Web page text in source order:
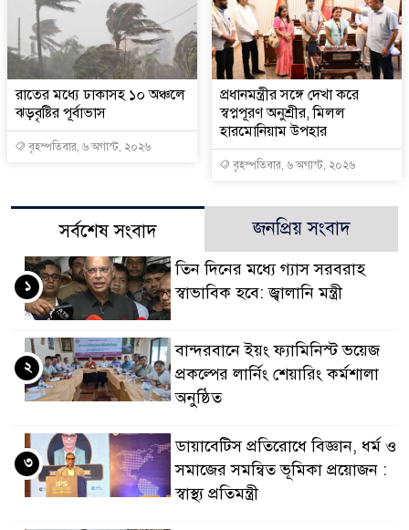
রাতের মধ্যে ঢাকাসহ ১০ অঞ্চলে
ঝড়বৃষ্টির পূর্বাভাস
বৃহস্পতিবার, ৬ অগাস্ট, ২০২৬
প্রধানমন্ত্রীর সঙ্গে দেখা করে
স্বপ্নপূরণ অনুশ্রীর, মিলল
হারমোনিয়াম উপহার
বৃহস্পতিবার, ৬ অগাস্ট, ২০২৬
সর্বশেষ সংবাদ জনপ্রিয় সংবাদ
তিন দিনের মধ্যে গ্যাস সরবরাহ
স্বাভাবিক হবে: জ্বালানি মন্ত্রী
১
বান্দরবানে ইয়ং ফ্যামিনিস্ট ভয়েজ
প্রকল্পের লার্নিং শেয়ারিং কর্মশালা
অনুষ্ঠিত
২
ডায়াবেটিস প্রতিরোধে বিজ্ঞান, ধর্ম ও
সমাজের সমন্বিত ভূমিকা প্রয়োজন :
স্বাস্থ্য প্রতিমন্ত্রী
৩